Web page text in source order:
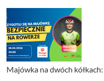
Majówka na dwóch